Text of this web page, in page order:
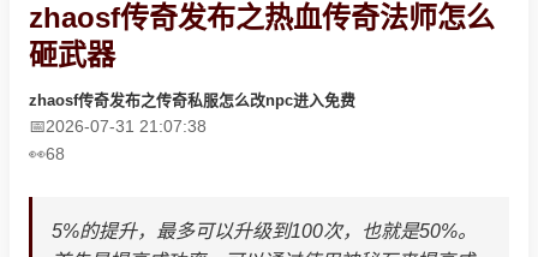
zhaosf传奇发布之热血传奇法师怎么
砸武器
zhaosf传奇发布之传奇私服怎么改npc进入免费
2026-07-31 21:07:38
68
5%的提升，最多可以升级到100次，也就是50%。